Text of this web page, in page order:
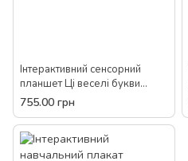
Інтерактивний сенсорний
планшет Ці веселі букви
EH80147R розвиваючі
іграшки для дітей букви звуки
755.00 грн